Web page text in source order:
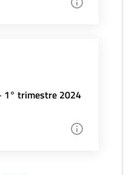
1° trimestre 2024